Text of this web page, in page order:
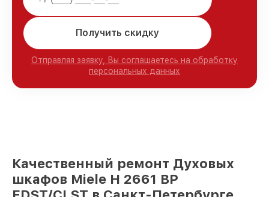
Получить скидку
Отправляя заявку, Вы соглашаетесь на обработку
персональных данных
Качественный ремонт Духовых
шкафов Miele H 2661 BP